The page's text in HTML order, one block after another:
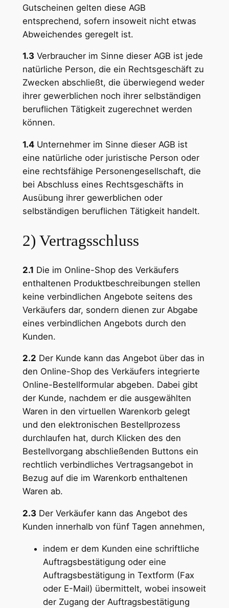
Gutscheinen gelten diese AGB
entsprechend, sofern insoweit nicht etwas
Abweichendes geregelt ist.
1.3Verbraucher im Sinne dieser AGB ist jede
natürliche Person, die ein Rechtsgeschäft zu
Zwecken abschließt, die überwiegend weder
ihrer gewerblichen noch ihrer selbständigen
beruflichen Tätigkeit zugerechnet werden
können.
1.4Unternehmer im Sinne dieser AGB ist
eine natürliche oder juristische Person oder
eine rechtsfähige Personengesellschaft, die
bei Abschluss eines Rechtsgeschäfts in
Ausübung ihrer gewerblichen oder
selbständigen beruflichen Tätigkeit handelt.
2) Vertragsschluss
2.1 Die im Online-Shop des Verkäufers
enthaltenen Produktbeschreibungen stellen
keine verbindlichen Angebote seitens des
Verkäufers dar, sondern dienen zur Abgabe
eines verbindlichen Angebots durch den
Kunden.
2.2 Der Kunde kann das Angebot über das in
den Online-Shop des Verkäufers integrierte
Online-Bestellformular abgeben. Dabei gibt
der Kunde, nachdem er die ausgewählten
Waren in den virtuellen Warenkorb gelegt
und den elektronischen Bestellprozess
durchlaufen hat, durch Klicken des den
Bestellvorgang abschließenden Buttons ein
rechtlich verbindliches Vertragsangebot in
Bezug auf die im Warenkorb enthaltenen
Waren ab.
2.3Der Verkäufer kann das Angebot des
Kunden innerhalb von fünf Tagen annehmen,
indem er dem Kunden eine schriftliche
Auftragsbestätigung oder eine
Auftragsbestätigung in Textform (Fax
oder E-Mail) übermittelt, wobei insoweit
der Zugang der Auftragsbestätigung